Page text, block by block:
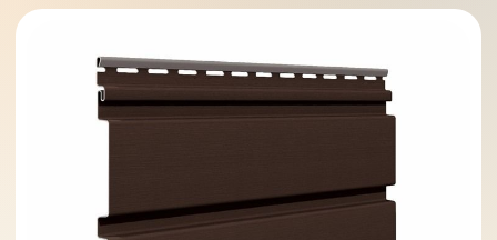
Про компанію
Питання
Вікна та сходи
Солнце защита